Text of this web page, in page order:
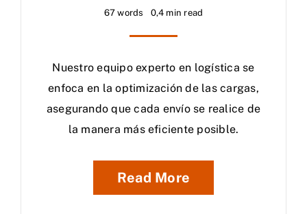
67 words 0,4 min read
Nuestro equipo experto en logística se
enfoca en la optimización de las cargas,
asegurando que cada envío se realice de
la manera más eficiente posible.
Read More